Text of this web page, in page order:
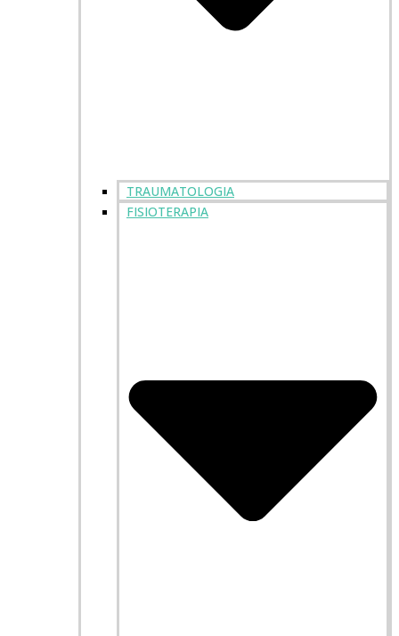
TRAUMATOLOGIA
FISIOTERAPIA